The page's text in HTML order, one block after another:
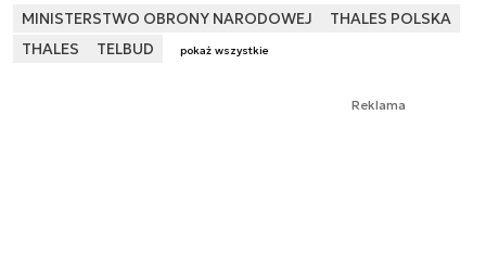
MINISTERSTWO OBRONY NARODOWEJ
THALES POLSKA
THALES
TELBUD pokaż wszystkie
Reklama